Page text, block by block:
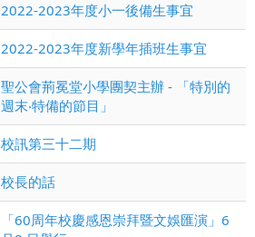
2022-2023年度小一後備生事宜
2022-2023年度新學年插班生事宜
聖公會荊冕堂小學團契主辦 - 「特別的
週末‧特備的節目」
校訊第三十二期
校長的話
「60周年校慶感恩崇拜暨文娛匯演」6